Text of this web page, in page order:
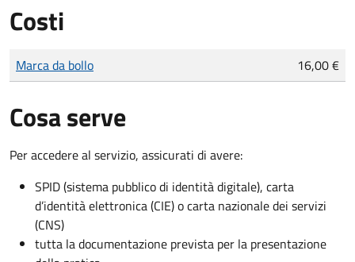
Costi
Tipo di pagamento
Importo
Marca da bollo 16,00 €
Cosa serve
Per accedere al servizio, assicurati di avere:
SPID (sistema pubblico di identità digitale), carta
d’identità elettronica (CIE) o carta nazionale dei servizi
(CNS)
tutta la documentazione prevista per la presentazione